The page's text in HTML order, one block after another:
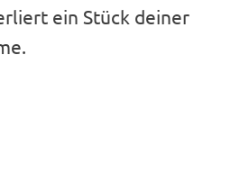
ein Stück deiner